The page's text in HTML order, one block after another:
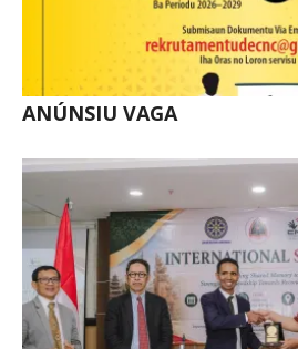
ANÚNSIU VAGA